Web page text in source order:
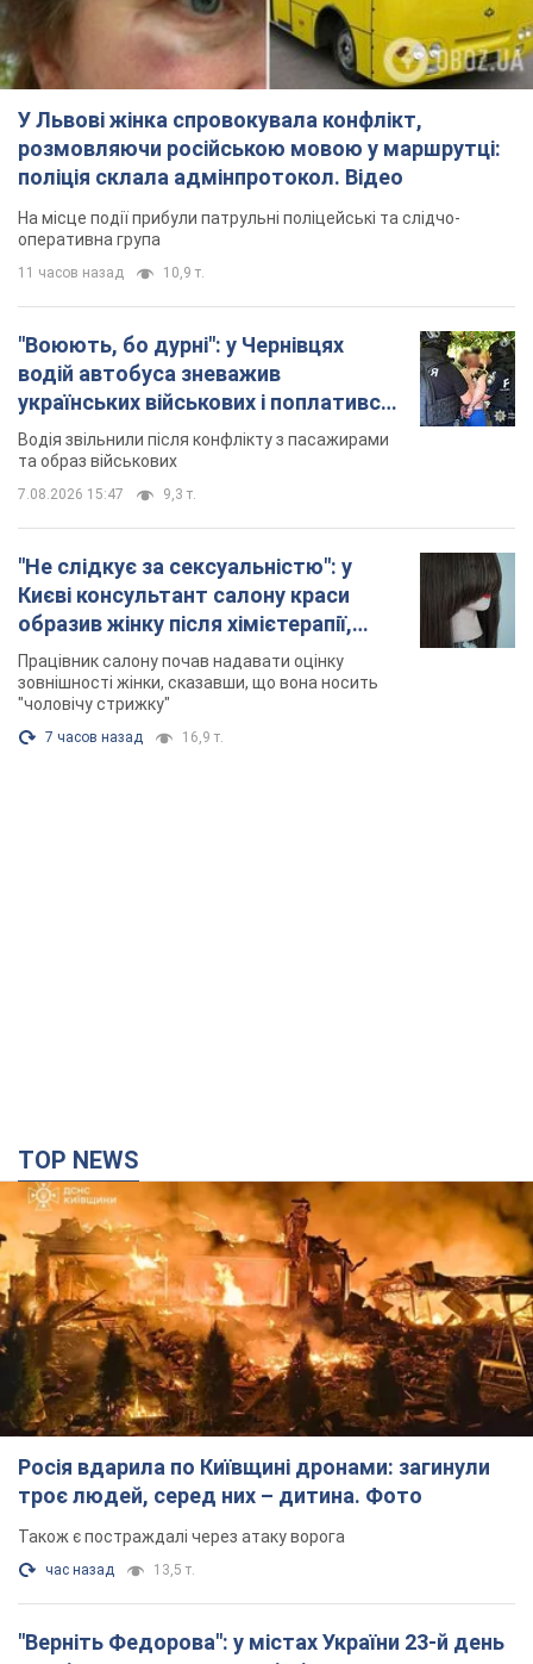
У Львові жінка спровокувала конфлікт,
розмовляючи російською мовою у маршрутці:
поліція склала адмінпротокол. Відео
На місце події прибули патрульні поліцейські та слідчо-
оперативна група
11 часов назад 10,9 т.
"Воюють, бо дурні": у Чернівцях
водій автобуса зневажив
українських військових і поплатився.
Відео
Водія звільнили після конфлікту з пасажирами
та образ військових
7.08.2026 15:47 9,3 т.
"Не слідкує за сексуальністю": у
Києві консультант салону краси
образив жінку після хімієтерапії,
розгорівся скандал. Фото
Працівник салону почав надавати оцінку
зовнішності жінки, сказавши, що вона носить
"чоловічу стрижку"
7 часов назад 16,9 т.
TOP NEWS
Росія вдарила по Київщині дронами: загинули
троє людей, серед них – дитина. Фото
Також є постраждалі через атаку ворога
час назад 13,5 т.
"Верніть Федорова": у містах України 23-й день